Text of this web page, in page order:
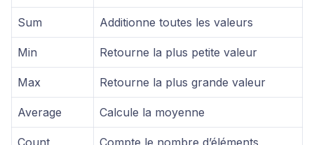
Sum Additionne toutes les valeurs
Min Retourne la plus petite valeur
Max Retourne la plus grande valeur
Average Calcule la moyenne
Count Compte le nombre d’éléments